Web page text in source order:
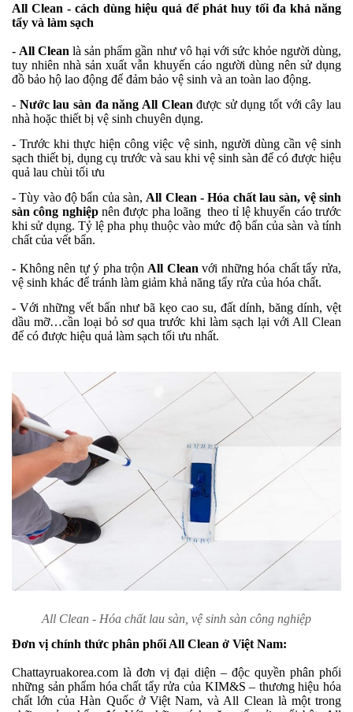
All Clean - cách dùng hiệu quả để phát huy tối đa khả năng
tẩy và làm sạch
- All Clean là sản phẩm gần như vô hại với sức khỏe người dùng,
tuy nhiên nhà sản xuất vẫn khuyến cáo người dùng nên sử dụng
đồ bảo hộ lao động để đảm bảo vệ sinh và an toàn lao động.
- Nước lau sàn đa năng All Clean được sử dụng tốt với cây lau
nhà hoặc thiết bị vệ sinh chuyên dụng.
- Trước khi thực hiện công việc vệ sinh, người dùng cần vệ sinh
sạch thiết bị, dụng cụ trước và sau khi vệ sinh sàn để có được hiệu
quả lau chùi tối ưu
- Tùy vào độ bẩn của sàn, All Clean - Hóa chất lau sàn, vệ sinh
sàn công nghiệpnên được pha loãng theo tỉ lệ khuyến cáo trước
khi sử dụng. Tỷ lệ pha phụ thuộc vào mức độ bẩn của sàn và tính
chất của vết bẩn.
- Không nên tự ý pha trộn All Cleanvới những hóa chất tẩy rửa,
vệ sinh khác để tránh làm giảm khả năng tẩy rửa của hóa chất.
- Với những vết bẩn như bã kẹo cao su, đất dính, băng dính, vệt
dầu mỡ…cần loại bỏ sơ qua trước khi làm sạch lại với All Clean
để có được hiệu quả làm sạch tối ưu nhất.
All Clean - Hóa chất lau sàn, vệ sinh sàn công nghiệp
Đơn vị chính thức phân phối All Clean ở Việt Nam:
Chattayruakorea.com là đơn vị đại diện – độc quyền phân phối
những sản phẩm hóa chất tẩy rửa của KIM&S – thương hiệu hóa
chất lớn của Hàn Quốc ở Việt Nam, và All Clean là một trong